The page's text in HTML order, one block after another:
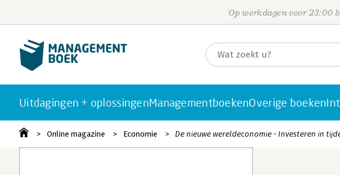
Op werkdagen voor 23:00
Uitdagingen + oplossingenManagementboekenOverige boeken
Online magazine Economie De nieuwe wereldeconomie - Investeren in